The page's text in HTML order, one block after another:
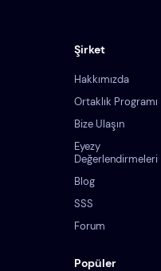
Şirket
Hakkımızda
Ortaklık Programı
Bize Ulaşın
Eyezy
Değerlendirmeleri
Blog
SSS
Forum
Popüler